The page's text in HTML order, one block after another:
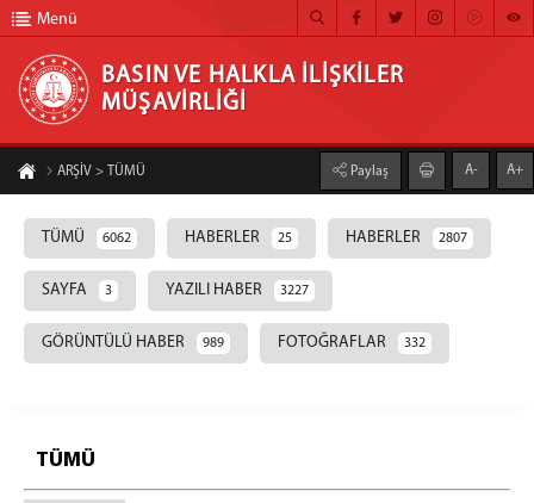
BASIN VE HALKLA İLİŞKİLER MÜŞAVİRLİĞİ
ANA SAYFA
MÜŞAVİRLİĞİMİZ
HABER ARŞİVİ
FOTOĞRAF ARŞİVİ
İLETİŞİM
Menü
BASIN VE HALKLA İLİŞKİLER
MÜŞAVİRLİĞİ
ARŞİV > TÜMÜ Paylaş A- A+
TÜMÜ 6062 HABERLER 25 HABERLER 2807
SAYFA 3 YAZILI HABER 3227
GÖRÜNTÜLÜ HABER 989 FOTOĞRAFLAR 332
TÜMÜ